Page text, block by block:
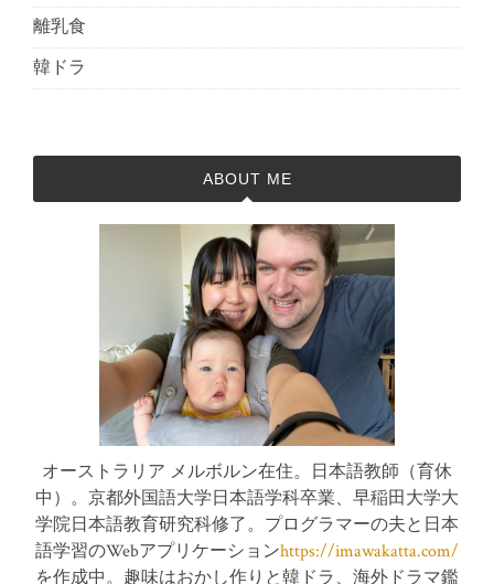
離乳食
韓ドラ
ABOUT ME
オーストラリア メルボルン在住。日本語教師（育休
中）。京都外国語大学日本語学科卒業、早稲田大学大
学院日本語教育研究科修了。プログラマーの夫と日本
語学習のWebアプリケーションhttps://imawakatta.com/
を作成中。趣味はおかし作りと韓ドラ、海外ドラマ鑑